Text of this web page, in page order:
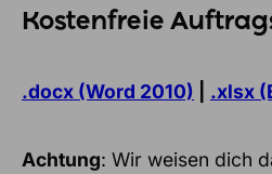
Kostenfreie
.docx (Word 2010) .xlsx
Achtung: Wir weisen dich